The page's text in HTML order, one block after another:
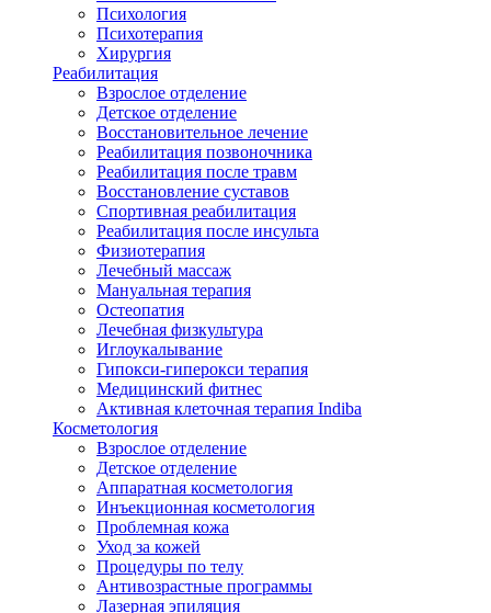
Психология
Психотерапия
Хирургия
Реабилитация
Взрослое отделение
Детское отделение
Восстановительное лечение
Реабилитация позвоночника
Реабилитация после травм
Восстановление суставов
Спортивная реабилитация
Реабилитация после инсульта
Физиотерапия
Лечебный массаж
Мануальная терапия
Остеопатия
Лечебная физкультура
Иглоукалывание
Гипокси-гиперокси терапия
Медицинский фитнес
Активная клеточная терапия Indiba
Косметология
Взрослое отделение
Детское отделение
Аппаратная косметология
Инъекционная косметология
Проблемная кожа
Уход за кожей
Процедуры по телу
Антивозрастные программы
Лазерная эпиляция